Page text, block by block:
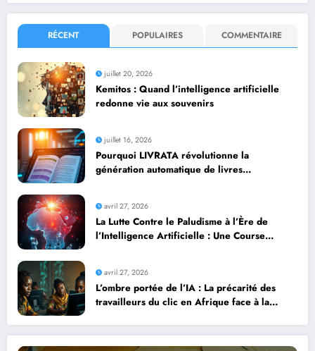
RÉCENT POPULAIRES COMMENTAIRE
juillet 20, 2026
Kemitos : Quand l’intelligence artificielle
redonne vie aux souvenirs
juillet 16, 2026
Pourquoi LIVRATA révolutionne la
génération automatique de livres
avril 27, 2026
La Lutte Contre le Paludisme à l’Ère de
l’Intelligence Artificielle : Une Course
avril 27, 2026
L’ombre portée de l’IA : La précarité des
travailleurs du clic en Afrique face à la